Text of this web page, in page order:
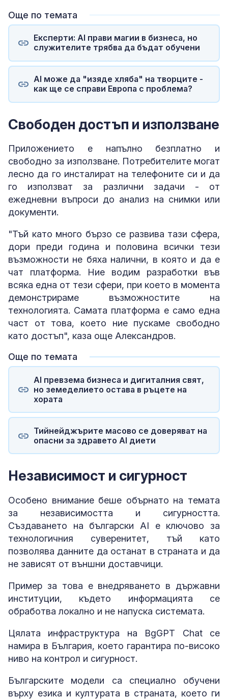
Още по темата
Експерти: AI прави магии в бизнеса, но
служителите трябва да бъдат обучени
AI може да "изяде хляба" на творците -
как ще се справи Европа с проблема?
Свободен достъп и използване
Приложението е напълно безплатно и
свободно за използване. Потребителите могат
лесно да го инсталират на телефоните си и да
го използват за различни задачи - от
ежедневни въпроси до анализ на снимки или
документи.
"Тъй като много бързо се развива тази сфера,
дори преди година и половина всички тези
възможности не бяха налични, в която и да е
чат платформа. Ние водим разработки във
всяка една от тези сфери, при което в момента
демонстрираме възможностите на
технологията. Самата платформа е само една
част от това, което ние пускаме свободно
като достъп", каза още Александров.
Още по темата
AI превзема бизнеса и дигиталния свят,
но земеделието остава в ръцете на
хората
Тийнейджърите масово се доверяват на
опасни за здравето AI диети
Независимост и сигурност
Особено внимание беше обърнато на темата
за независимостта и сигурността.
Създаването на български AI е ключово за
технологичния суверенитет, тъй като
позволява данните да останат в страната и да
не зависят от външни доставчици.
Пример за това е внедряването в държавни
институции, където информацията се
обработва локално и не напуска системата.
Цялата инфраструктура на BgGPT Chat се
намира в България, което гарантира по-високо
ниво на контрол и сигурност.
Българските модели са специално обучени
върху езика и културата в страната, което ги